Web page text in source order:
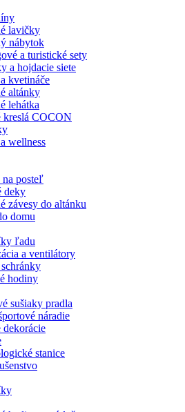
lavičky
nábytok
a turistické sety
a hojdacie siete
kvetináče
altánky
lehátka
kreslá COCON
wellness
na posteľ
deky
závesy do altánku
domu
ľadu
a ventilátory
hodiny
sušiaky pradla
náradie
dekorácie
stanice